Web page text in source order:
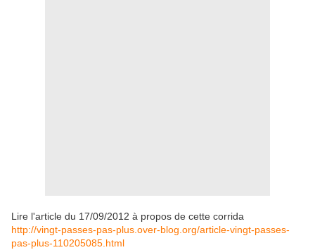
Lire l'article du 17/09/2012 à propos de cette corrida
http://vingt-passes-pas-plus.over-blog.org/article-vingt-passes-
pas-plus-110205085.html